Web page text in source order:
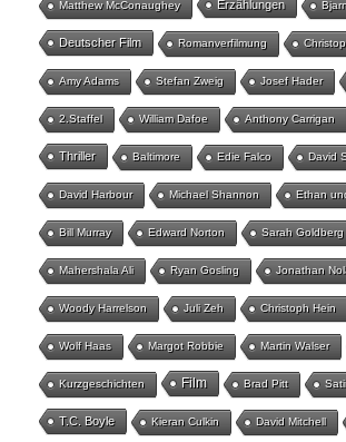
Matthew McConaughey Erzählungen
Deutscher Film Romanverfilmung
Amy Adams Stefan Zweig Josef Hader
2.Staffel William Dafoe Anthony Carrigan
Thriller Baltimore Edie Falco David
David Harbour Michael Shannon Ethan
Bill Murray Edward Norton Sarah Goldberg
Mahershala Ali Ryan Gosling Jonathan
Woody Harrelson Juli Zeh Christoph Hein
Wolf Haas Margot Robbie Martin Walser
Kurzgeschichten Film Brad Pitt
T.C. Boyle Kieran Culkin David Mitchell